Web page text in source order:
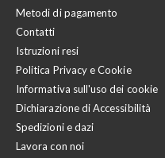
Metodi di pagamento
Contatti
Istruzioni resi
Politica Privacy e Cookie
Informativa sull'uso dei cookie
Dichiarazione di Accessibilità
Spedizioni e dazi
Lavora con noi